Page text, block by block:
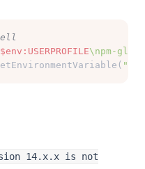
$env:USERPROFILE\npm-
14.x.x is not